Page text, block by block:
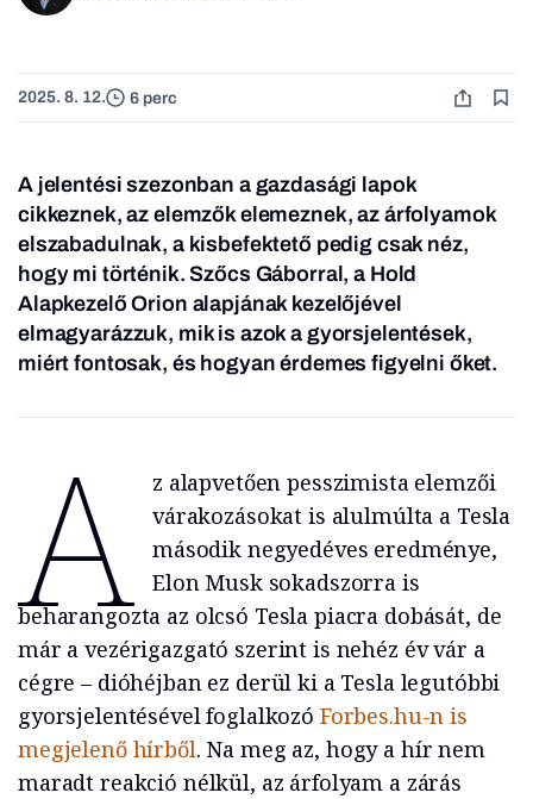
2025. 8. 12. 6 perc
A jelentési szezonban a gazdasági lapok
cikkeznek, az elemzők elemeznek, az árfolyamok
elszabadulnak, a kisbefektető pedig csak néz,
hogy mi történik. Szőcs Gáborral, a Hold
Alapkezelő Orion alapjának kezelőjével
elmagyarázzuk, mik is azok a gyorsjelentések,
miért fontosak, és hogyan érdemes figyelni őket.
A
z alapvetően pesszimista elemzői
várakozásokat is alulmúlta a Tesla
második negyedéves eredménye,
Elon Musk sokadszorra is
beharangozta az olcsó Tesla piacra dobását, de
már a vezérigazgató szerint is nehéz év vár a
cégre – dióhéjban ez derül ki a Tesla legutóbbi
gyorsjelentésével foglalkozó Forbes.hu-n is
megjelenő hírből. Na meg az, hogy a hír nem
maradt reakció nélkül, az árfolyam a zárás